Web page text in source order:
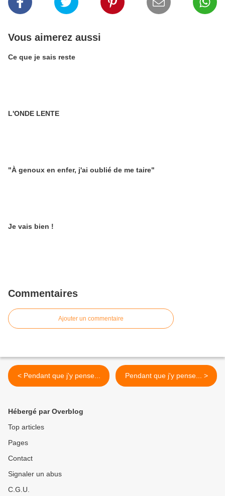
Vous aimerez aussi
Ce que je sais reste
L'ONDE LENTE
"À genoux en enfer, j'ai oublié de me taire"
Je vais bien !
Commentaires
Ajouter un commentaire
< Pendant que j'y pense... Pendant que j'y pense... >
Hébergé par Overblog
Top articles
Pages
Contact
Signaler un abus
C.G.U.